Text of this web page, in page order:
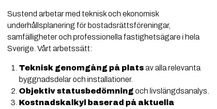
Sustend arbetar med teknisk och ekonomisk
underhållsplanering för bostadsrättsföreningar,
samfälligheter och professionella fastighetsägare i hela
Sverige. Vårt arbetssätt:
Teknisk genomgång på platsav alla relevanta
byggnadsdelar och installationer.
Objektiv statusbedömningoch livslängdsanalys.
Kostnadskalkyl baserad på aktuella